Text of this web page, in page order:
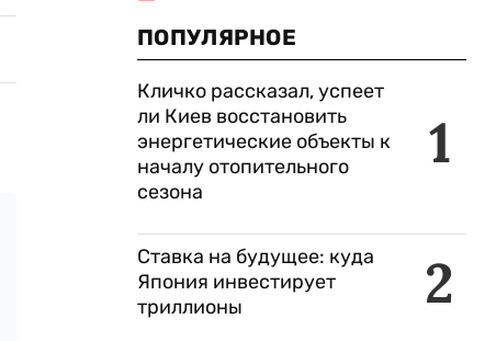
ПОПУЛЯРНОЕ
1
Кличко рассказал, успеет
ли Киев восстановить
энергетические объекты к
началу отопительного
сезона
2
Ставка на будущее: куда
Япония инвестирует
триллионы